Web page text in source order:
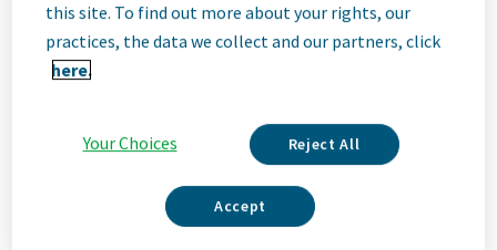
неврології та імунології, чи постачання високоякісних ліків у
всьому світі, ми прагнемо задовольняти потреби пацієнтів
зараз і в майбутньому. Тут ви станете частиною
високоефективної, інклюзивної культури, яка цінує свіже
зростання, гнучкість для балансу між особистим життям і
роботою, а також можливість разом покращувати здоров'я
Ваші основні завдання:
this site. To find out more about your rights, our
practices, the data we collect and our partners, click
here.
Your Choices Reject All
Accept